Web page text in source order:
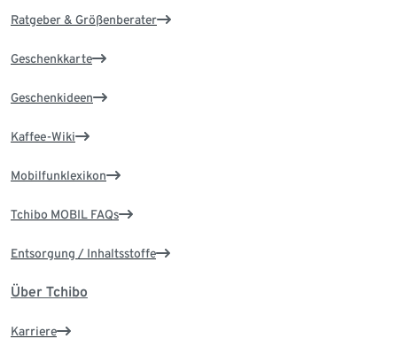
Ratgeber & Größenberater
Geschenkkarte
Geschenkideen
Kaffee-Wiki
Mobilfunklexikon
Tchibo MOBIL FAQs
Entsorgung / Inhaltsstoffe
Über Tchibo
Karriere